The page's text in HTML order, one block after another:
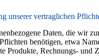
unserer vertraglichen
Daten, die wir
benötigen, etwa
Produkte, Rechnungs- und